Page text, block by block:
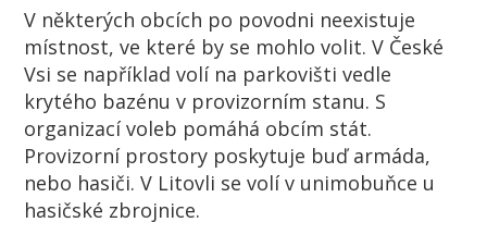
V některých obcích po povodni neexistuje
místnost, ve které by se mohlo volit. V České
Vsi se například volí na parkovišti vedle
krytého bazénu v provizorním stanu. S
organizací voleb pomáhá obcím stát.
Provizorní prostory poskytuje buď armáda,
nebo hasiči. V Litovli se volí v unimobuňce u
hasičské zbrojnice.